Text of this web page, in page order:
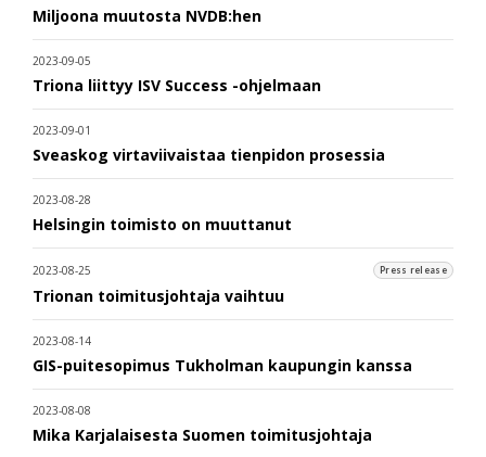
Miljoona muutosta NVDB:hen
2023-09-05
Triona liittyy ISV Success -ohjelmaan
2023-09-01
Sveaskog virtaviivaistaa tienpidon prosessia
2023-08-28
Helsingin toimisto on muuttanut
2023-08-25 Press release
Trionan toimitusjohtaja vaihtuu
2023-08-14
GIS-puitesopimus Tukholman kaupungin kanssa
2023-08-08
Mika Karjalaisesta Suomen toimitusjohtaja